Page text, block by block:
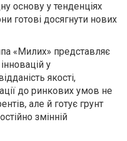
основу у тенденціях
готові досягнути нових
«Милих» представляє
у
якості,
до ринкових умов не
але й готує грунт
змінній